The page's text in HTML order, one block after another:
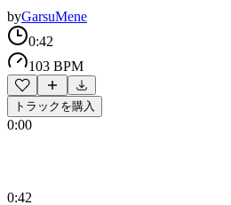
byGarsuMene
0:42
103 BPM
トラックを購入
0:00
0:42